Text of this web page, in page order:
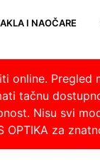
I NAOČARE
online. Pregled
tačnu
Nisu svi
za